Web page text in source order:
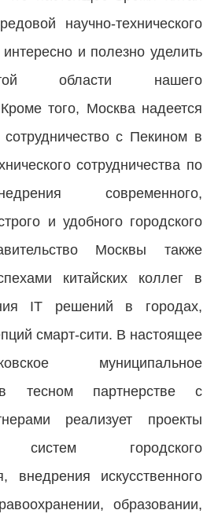
научно-технического
и полезно уделить
области нашего
того, Москва надеется
с Пекином в
сотрудничества по
современного,
и удобного городского
Москвы также
китайских коллег в
IT решений в городах,
смарт-сити. В настоящее
муниципальное
в тесном партнерстве с
реализует проекты
систем городского
внедрения искусственного
образовании,